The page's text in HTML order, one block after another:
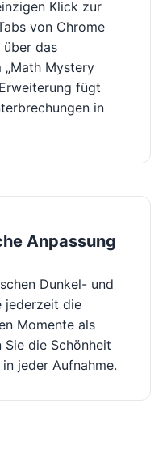
Klick zur
von Chrome
das
„Math Mystery
fügt
in
Anpassung
Dunkel- und
jederzeit die
Momente als
die Schönheit
jeder Aufnahme.